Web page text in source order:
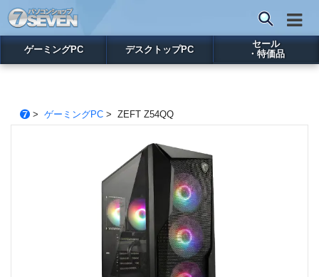
ゲーミングPC デスクトップPC
セール
・特価品
> ゲーミングPC> ZEFT Z54QQ